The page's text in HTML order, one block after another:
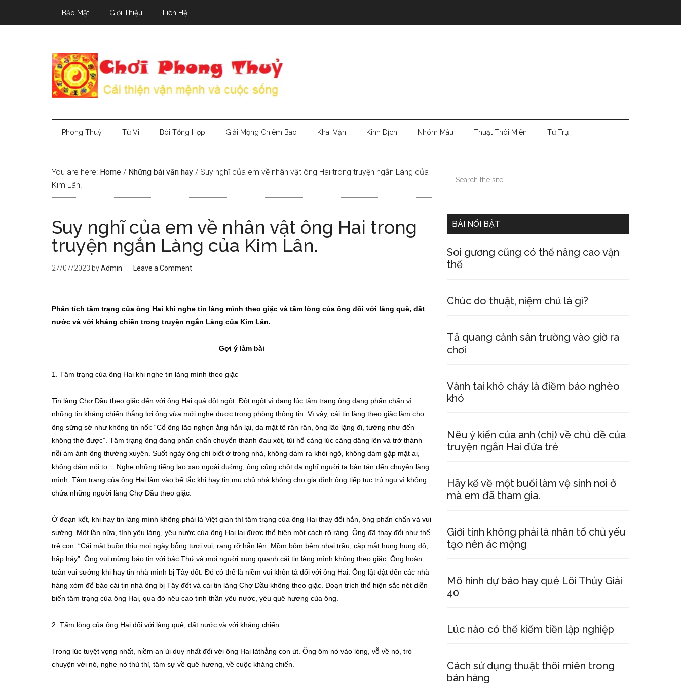
Bảo Mật Giới Thiệu Liên Hệ
Phong Thuỷ Tử Vi Bói Tổng Hợp Giải Mộng Chiêm Bao Khai Vận Kinh Dịch Nhóm Máu Thuật Thôi Miên Tứ Trụ
You are here: Home / Những bài văn hay / Suy nghĩ của em về nhân vật ông Hai trong truyện ngắn Làng của
Kim Lân.
Suy nghĩ của em về nhân vật ông Hai trong
truyện ngắn Làng của Kim Lân.
27/07/2023 byAdmin Leave a Comment
Phân tích tâm trạng của ông Hai khi nghe tin làng mình theo giặc và tấm lòng của ông đối với làng quê, đất
nước và với kháng chiến trong truyện ngắn Làng của Kim Lân.
Gợi ý làm bài
1. Tâm trạng của ông Hai khi nghe tin làng mình theo giặc
Tin làng Chợ Dầu theo giặc đến với ông Hai quá đột ngột. Đột ngột vì đang lúc tâm trạng ông đang phấn chấn vì
những tin kháng chiến thắng lợi ông vừa mới nghe được trong phòng thông tin. Vì vậy, cái tin làng theo giặc làm cho
ông sững sờ như không tin nổi: “Cổ ông lão nghẹn ắng hẳn lại, da mặt tê rân rân, ông lão lặng đi, tưởng như đến
không thở được”. Tâm trạng ông đang phấn chấn chuyển thành đau xót, tủi hổ càng lúc càng dâng lên và trở thành
nỗi ám ảnh ông thường xuyên. Suốt ngày ông chỉ biết ở trong nhà, không dám ra khỏi ngõ, không dám gặp mặt ai,
không dám nói to… Nghe những tiếng lao xao ngoài đường, ông cũng chột dạ nghĩ người ta bàn tán đến chuyện làng
mình. Tâm trạng của ông Hai lâm vào bế tắc khi hay tin mụ chủ nhà không cho gia đình ông tiếp tục trú ngụ vì không
chứa những người làng Chợ Dầu theo giặc.
Ở đoạn kết, khi hay tin làng mình không phải là Việt gian thì tâm trạng của ông Hai thay đổi hẳn, ông phấn chấn và vui
sướng. Một lần nữa, tình yêu làng, yêu nước của ông Hai lại được thể hiện một cách rõ ràng. Ông đã thay đổi như thể
trẻ con: “Cái mặt buồn thiu mọi ngày bỗng tươi vui, rạng rỡ hẳn lên. Mồm bỏm bẻm nhai trầu, cặp mắt hung hung đỏ,
hấp háy”. Ông vui mừng báo tin với bác Thứ và mọi người xung quanh cái tin làng mình không theo giặc. Ông hoàn
toàn vui sướng khi hay tin nhà mình bị Tây đốt. Đó có thể là niềm vui khôn tả đối với ông Hai. Ông lật đật đến các nhà
hàng xóm để báo cái tin nhà ông bị Tây đốt và cái tin làng Chợ Dầu không theo giặc. Đoạn trích thể hiện sắc nét diễn
biến tâm trạng của ông Hai, qua đó nêu cao tinh thần yêu nước, yêu quê hương của ông.
2. Tấm lòng của ông Hai đối với làng quê, đất nước và với kháng chiến
Trong lúc tuyệt vọng nhất, niềm an ủi duy nhất đối với ông Hai làthằng con út. Ông ôm nó vào lòng, vỗ về nó, trò
chuyện với nó, nghe nó thủ thỉ, tâm sự về quê hương, về cuộc kháng chiến.
Primary
Sidebar
the
BÀI NỔI BẬT
Soi gương cũng có thể nâng cao vận
thế
Chúc do thuật, niệm chú là gì?
Tả quang cảnh sân trường vào giờ ra
chơi
Vành tai khô cháy là điềm báo nghèo
khó
Nêu ý kiến của anh (chị) về chủ đề của
truyện ngắn Hai đứa trẻ
Hãy kể về một buổi làm vệ sinh nơi ở
mà em đã tham gia.
Giới tính không phải là nhân tố chủ yếu
tạo nên ác mộng
Mô hình dự báo hay quẻ Lôi Thủy Giải
40
Lúc nào có thế kiếm tiền lập nghiệp
Cách sử dụng thuật thôi miên trong
bán hàng